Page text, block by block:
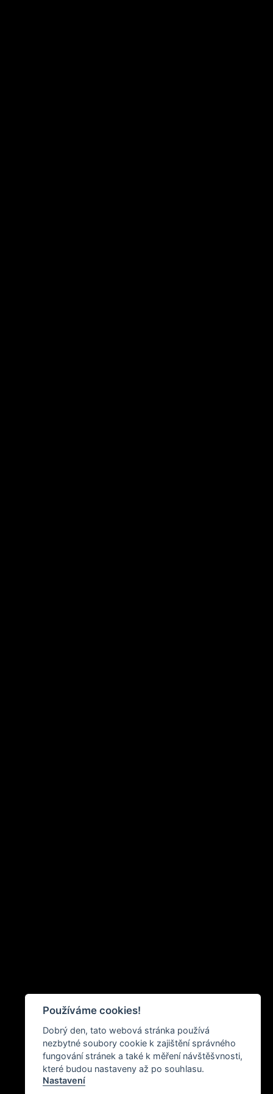
Používáme cookies!
Dobrý den, tato webová stránka používá
nezbytné soubory cookie k zajištění správného
fungování stránek a také k měření návštěšvnosti,
které budou nastaveny až po souhlasu.
Nastavení